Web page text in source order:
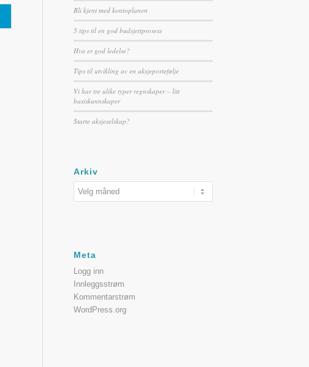
Bli kjent med kontoplanen
5 tips til en god budsjettprosess
Hva er god ledelse?
Tips til utvikling av en aksjeportefølje
Vi har tre ulike typer regnskaper – litt
basiskunnskaper
Starte aksjeselskap?
Arkiv
Meta
Logg inn
Innleggsstrøm
Kommentarstrøm
WordPress.org